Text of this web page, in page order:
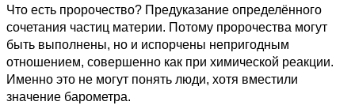
Что есть пророчество? Предуказание определённого
сочетания частиц материи. Потому пророчества могут
быть выполнены, но и испорчены непригодным
отношением, совершенно как при химической реакции.
Именно это не могут понять люди, хотя вместили
значение барометра.